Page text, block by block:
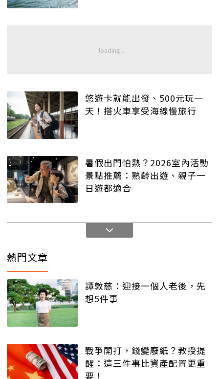
悠遊卡就能出發、500元玩一
天！搭火車享受海線慢旅行
暑假出門怕熱？2026室內活動
景點推薦：熟齡出遊、親子一
日遊都適合
熱門文章
譚敦慈：迎接一個人老後，先
想5件事
戰爭開打，錢變廢紙？教授提
醒：這三件事比資產配置更重
要！